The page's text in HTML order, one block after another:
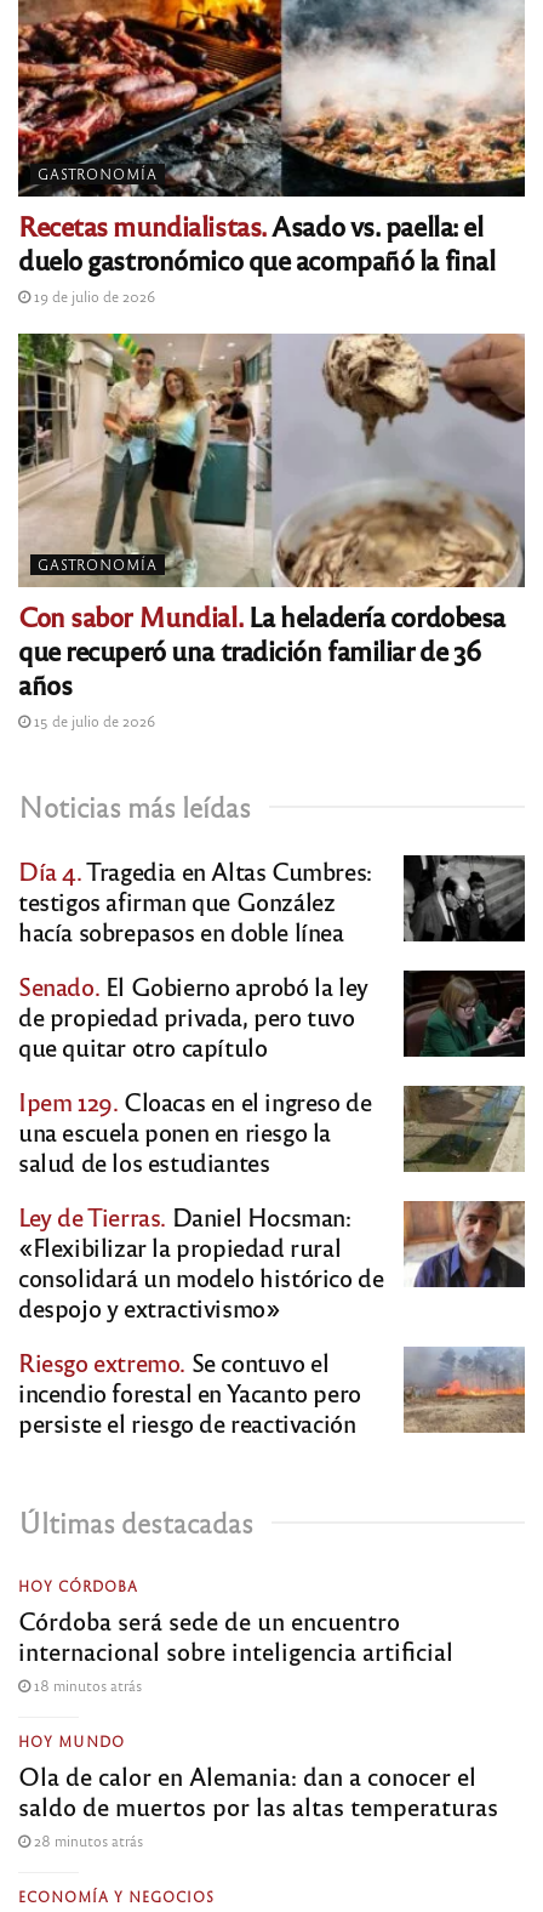
GASTRONOMÍA
Recetas mundialistas.Asado vs. paella: el
duelo gastronómico que acompañó la final
19 de julio de 2026
GASTRONOMÍA
Con sabor Mundial.La heladería cordobesa
que recuperó una tradición familiar de 36
años
15 de julio de 2026
Noticias más leídas
Día 4.Tragedia en Altas Cumbres:
testigos afirman que González
hacía sobrepasos en doble línea
Senado. El Gobierno aprobó la ley
de propiedad privada, pero tuvo
que quitar otro capítulo
Ipem 129. Cloacas en el ingreso de
una escuela ponen en riesgo la
salud de los estudiantes
Ley de Tierras. Daniel Hocsman:
«Flexibilizar la propiedad rural
consolidará un modelo histórico de
despojo y extractivismo»
Riesgo extremo. Se contuvo el
incendio forestal en Yacanto pero
persiste el riesgo de reactivación
Últimas destacadas
HOY CÓRDOBA
Córdoba será sede de un encuentro
internacional sobre inteligencia artificial
18 minutos atrás
HOY MUNDO
Ola de calor en Alemania: dan a conocer el
saldo de muertos por las altas temperaturas
28 minutos atrás
ECONOMÍA Y NEGOCIOS